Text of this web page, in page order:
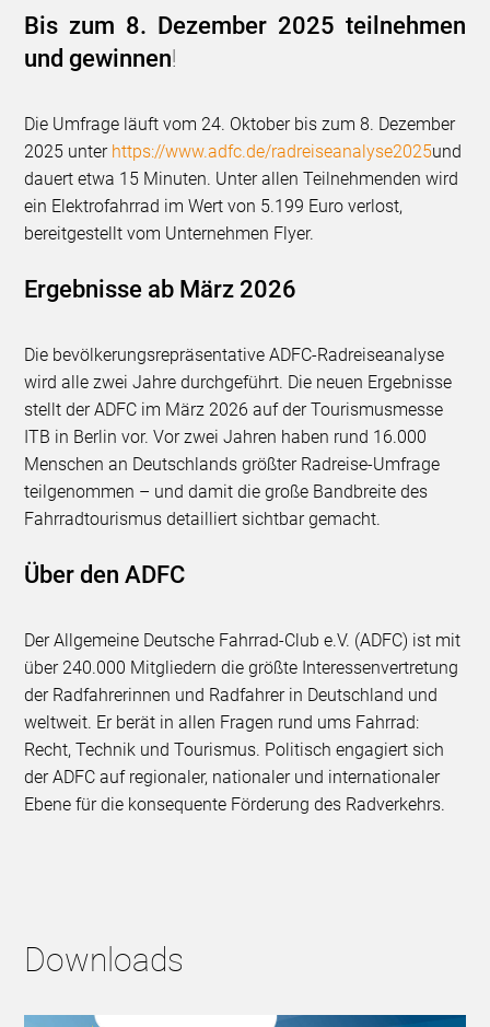
Bis zum 8. Dezember 2025 teilnehmen
und gewinnen!
Die Umfrage läuft vom 24. Oktober bis zum 8. Dezember
2025 unter https://www.adfc.de/radreiseanalyse2025und
dauert etwa 15 Minuten. Unter allen Teilnehmenden wird
ein Elektrofahrrad im Wert von 5.199 Euro verlost,
bereitgestellt vom Unternehmen Flyer.
Ergebnisse ab März 2026
Die bevölkerungsrepräsentative ADFC-Radreiseanalyse
wird alle zwei Jahre durchgeführt. Die neuen Ergebnisse
stellt der ADFC im März 2026 auf der Tourismusmesse
ITB in Berlin vor. Vor zwei Jahren haben rund 16.000
Menschen an Deutschlands größter Radreise-Umfrage
teilgenommen – und damit die große Bandbreite des
Fahrradtourismus detailliert sichtbar gemacht.
Über den ADFC
Der Allgemeine Deutsche Fahrrad-Club e.V. (ADFC) ist mit
über 240.000 Mitgliedern die größte Interessenvertretung
der Radfahrerinnen und Radfahrer in Deutschland und
weltweit. Er berät in allen Fragen rund ums Fahrrad:
Recht, Technik und Tourismus. Politisch engagiert sich
der ADFC auf regionaler, nationaler und internationaler
Ebene für die konsequente Förderung des Radverkehrs.
Downloads